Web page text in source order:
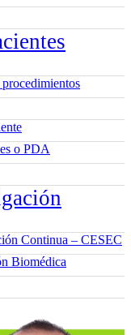
procedimientos
o PDA
Continua – CESEC
Biomédica